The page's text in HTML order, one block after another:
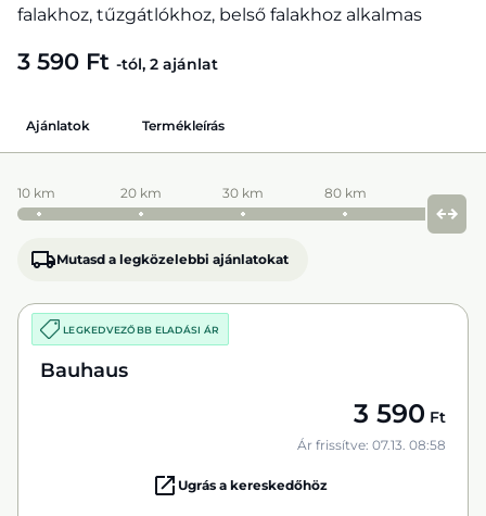
falakhoz, tűzgátlókhoz, belső falakhoz alkalmas
3 590 Ft -tól, 2 ajánlat
Ajánlatok Termékleírás
10 km 20 km 30 km 80 km
Mutasd a legközelebbi ajánlatokat
LEGKEDVEZŐBB ELADÁSI ÁR
Bauhaus
3 590 Ft
Ár frissítve: 07.13. 08:58
Ugrás a kereskedőhöz